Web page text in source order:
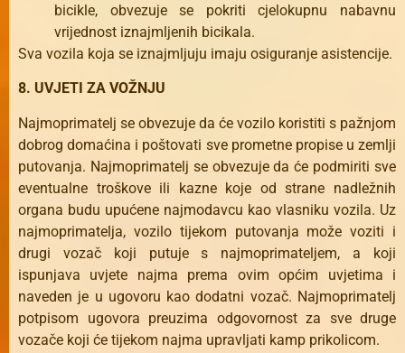
bicikle, obvezuje se pokriti cjelokupnu nabavnu
vrijednost iznajmljenih bicikala.
Sva vozila koja se iznajmljuju imaju osiguranje asistencije.
8. UVJETI ZA VOŽNJU
Najmoprimatelj se obvezuje da će vozilo koristiti s pažnjom
dobrog domaćina i poštovati sve prometne propise u zemlji
putovanja. Najmoprimatelj se obvezuje da će podmiriti sve
eventualne troškove ili kazne koje od strane nadležnih
organa budu upućene najmodavcu kao vlasniku vozila. Uz
najmoprimatelja, vozilo tijekom putovanja može voziti i
drugi vozač koji putuje s najmoprimateljem, a koji
ispunjava uvjete najma prema ovim općim uvjetima i
naveden je u ugovoru kao dodatni vozač. Najmoprimatelj
potpisom ugovora preuzima odgovornost za sve druge
vozače koji će tijekom najma upravljati kamp prikolicom.